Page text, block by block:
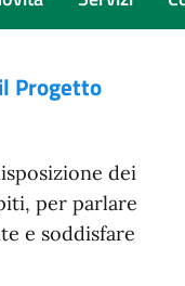
Progetto
dei
per parlare
e soddisfare